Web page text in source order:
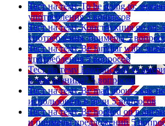
Тест на тему To be going to:
употребления 5 вопросов
Тест на тему Конструкция go on:
употребления, примеры 5
Тест на тему Be familiar with:
употребления 5 вопросов
Тест на тему Британский vs
в чем разница? 5 вопросов
Тест на тему Be mad about - как
использовать в речи 5 вопросов
Тест на тему Be hooked on в
и примеры предложений 5